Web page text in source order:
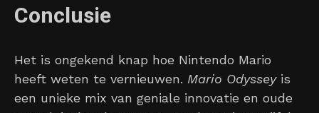
Conclusie
Het is ongekend knap hoe Nintendo Mario
heeft weten te vernieuwen. Mario Odysseyis
een unieke mix van geniale innovatie en oude